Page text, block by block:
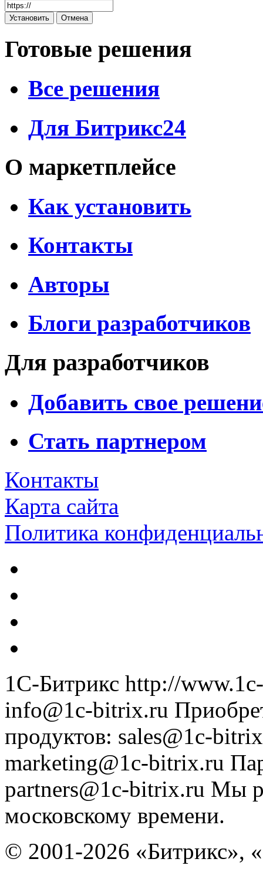
Готовые решения
Все решения
Для Битрикс24
О маркетплейсе
Как установить
Контакты
Авторы
Блоги разработчиков
Для разработчиков
Добавить свое
Стать партнером
Контакты
Карта сайта
Политика
1С-Битрикс http://
info@1c-bitrix.ru
продуктов: sales@1c-
marketing@1c-bitrix.ru
partners@1c-bitrix.ru Мы
московскому времени.
© 2001-2026 «Битрикс»,